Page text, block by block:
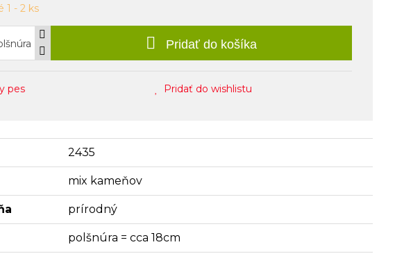
1 - 2 ks
Pridať do košíka
pes Pridať do wishlistu
2435
mix kameňov
prírodný
polšnúra = cca 18cm